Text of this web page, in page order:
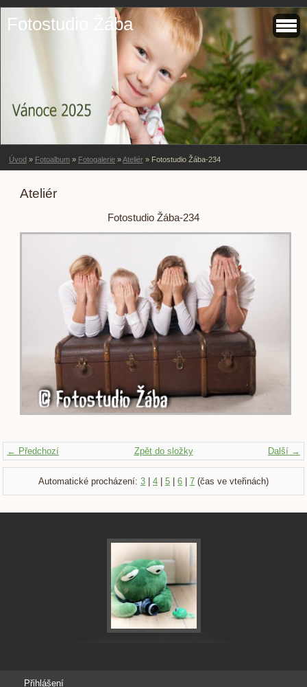
Fotostudio Žába
Úvod » Fotoalbum » Fotogalerie »Ateliér » Fotostudio Žába-234
Ateliér
Fotostudio Žába-234
← Předchozí Další →
Zpět do složky
Automatické procházení: 3 4 5 6 7 (čas ve vteřinách)
Přihlášení